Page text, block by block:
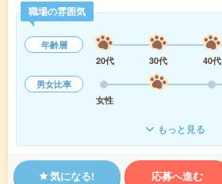
職場の雰囲気
年齢層
20代
30代 40代
男女比率
女性
もっと見る
気になる! 応募へ進む